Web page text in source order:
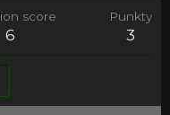
score
6
Punkty
3